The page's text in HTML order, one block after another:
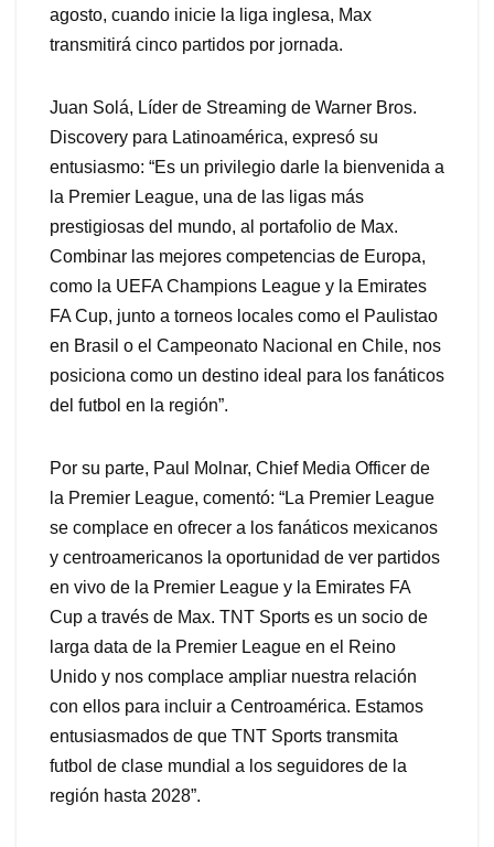
agosto, cuando inicie la liga inglesa, Max
transmitirá cinco partidos por jornada.
Juan Solá, Líder de Streaming de Warner Bros.
Discovery para Latinoamérica, expresó su
entusiasmo: “Es un privilegio darle la bienvenida a
la Premier League, una de las ligas más
prestigiosas del mundo, al portafolio de Max.
Combinar las mejores competencias de Europa,
como la UEFA Champions League y la Emirates
FA Cup, junto a torneos locales como el Paulistao
en Brasil o el Campeonato Nacional en Chile, nos
posiciona como un destino ideal para los fanáticos
del futbol en la región”.
Por su parte, Paul Molnar, Chief Media Officer de
la Premier League, comentó: “La Premier League
se complace en ofrecer a los fanáticos mexicanos
y centroamericanos la oportunidad de ver partidos
en vivo de la Premier League y la Emirates FA
Cup a través de Max. TNT Sports es un socio de
larga data de la Premier League en el Reino
Unido y nos complace ampliar nuestra relación
con ellos para incluir a Centroamérica. Estamos
entusiasmados de que TNT Sports transmita
futbol de clase mundial a los seguidores de la
región hasta 2028”.